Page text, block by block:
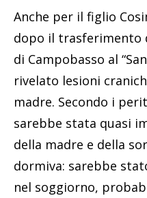
Anche per il figlio
dopo il trasferimento
di Campobasso al
rivelato lesioni
madre. Secondo i
sarebbe stata quasi
della madre e della
dormiva: sarebbe
nel soggiorno,